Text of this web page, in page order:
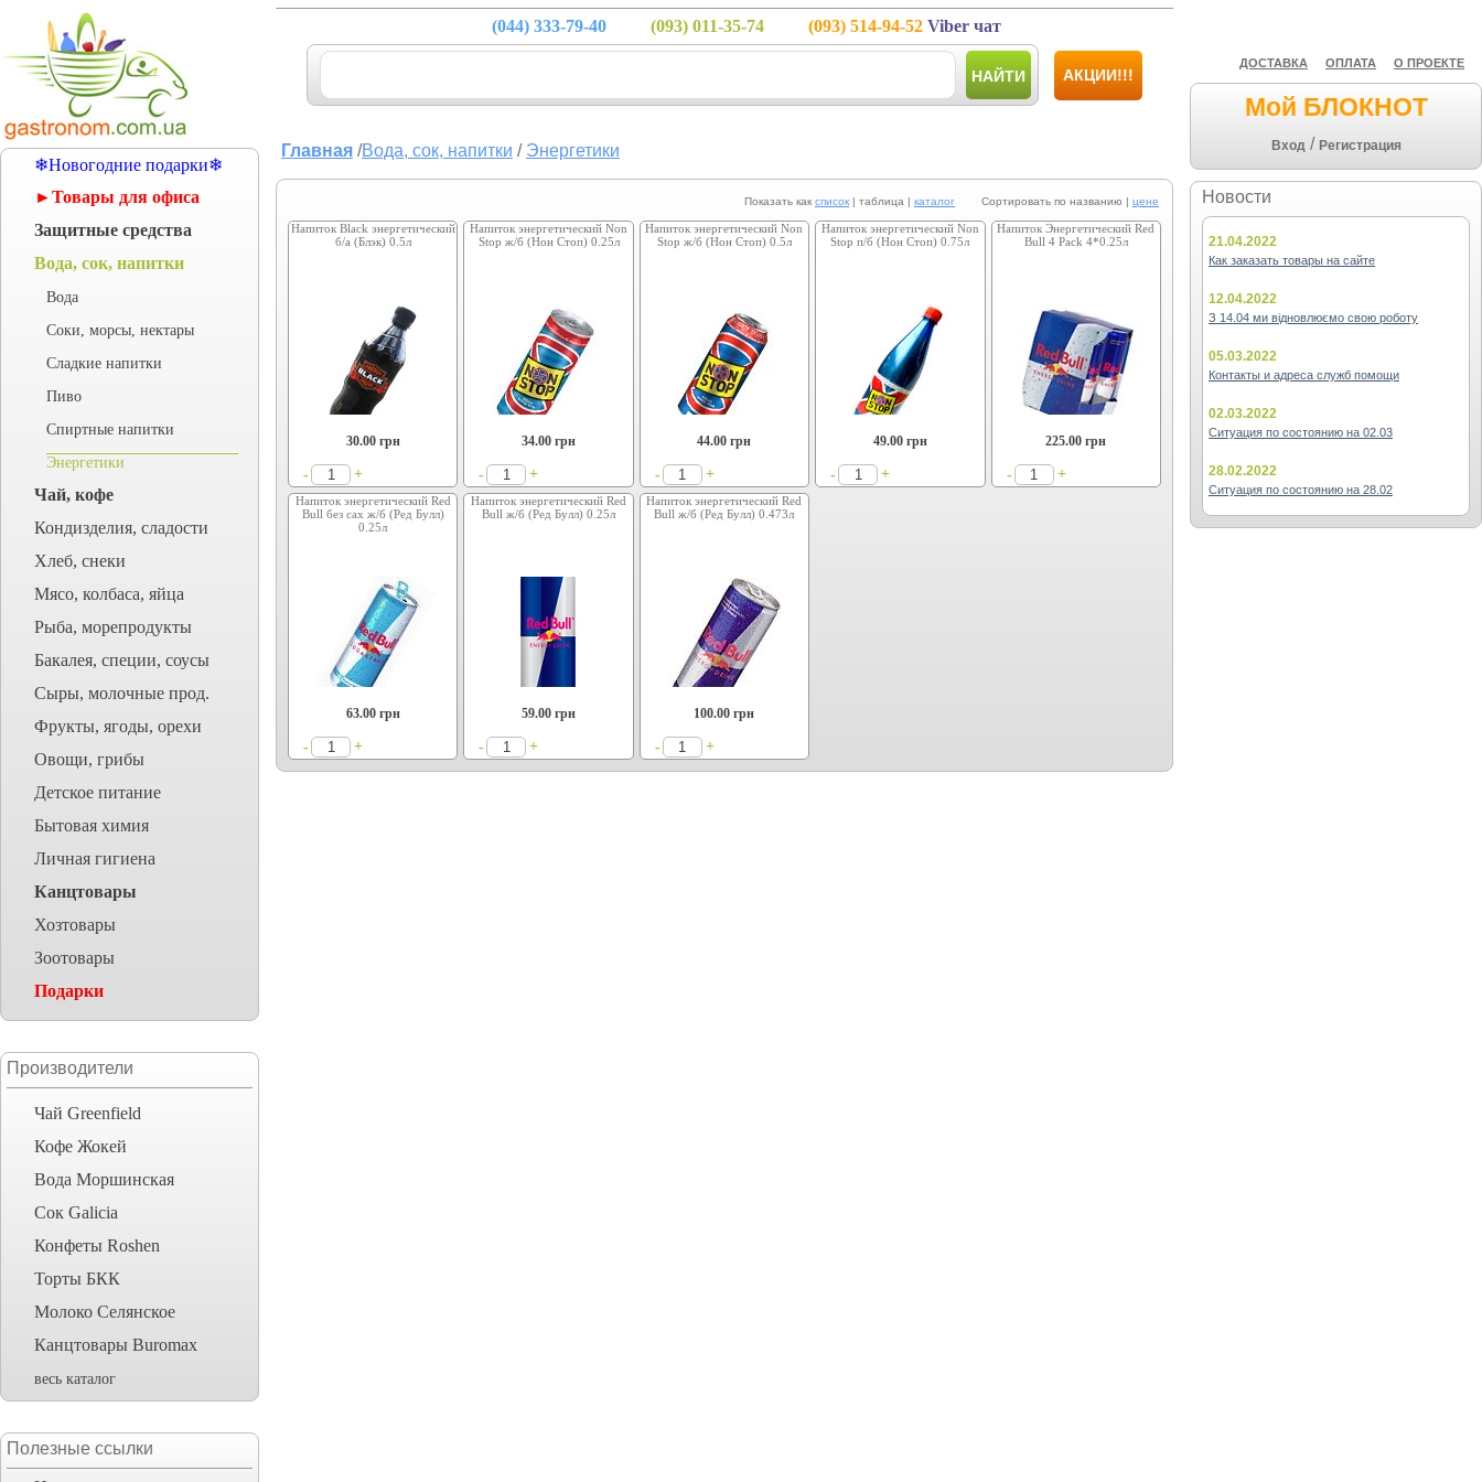
❄Новогодние подарки❄
►Товары для офиса
Защитные средства
Вода, сок, напитки
Вода
Соки, морсы, нектары
Сладкие напитки
Пиво
Спиртные напитки
Энергетики
Чай, кофе
Кондизделия, сладости
Хлеб, снеки
Мясо, колбаса, яйца
Рыба, морепродукты
Бакалея, специи, соусы
Сыры, молочные прод.
Фрукты, ягоды, орехи
Овощи, грибы
Детское питание
Бытовая химия
Личная гигиена
Канцтовары
Хозтовары
Зоотовары
Подарки
Производители
Чай Greenfield
Кофе Жокей
Вода Моршинская
Сок Galicia
Конфеты Roshen
Торты БКК
Молоко Селянское
Канцтовары Buromax
весь каталог
Полезные ссылки
ДОСТАВКА ОПЛАТА О ПРОЕКТЕ
Мой БЛОКНОТ
Вход / Регистрация
Новости
21.04.2022
Как заказать товары на сайте
12.04.2022
З 14.04 ми відновлюємо свою роботу
05.03.2022
Контакты и адреса служб помощи
02.03.2022
Ситуация по состоянию на 02.03
28.02.2022
Ситуация по состоянию на 28.02
(044) 333-79-40 (093) 011-35-74 (093) 514-94-52 Viber чат
НАЙТИ АКЦИИ!!!
Главная /Вода, сок, напитки / Энергетики
Показать как список | таблица | каталог Сортировать по названию | цене
Напиток Black энергетический
б/а (Блэк) 0.5л
30.00грн
- +
Напиток энергетический Non
Stop ж/б (Нон Стоп) 0.25л
34.00 грн
- +
Напиток энергетический Non
Stop ж/б (Нон Стоп) 0.5л
44.00 грн
- +
Напиток энергетический Non
Stop п/б (Нон Стоп) 0.75л
49.00грн
- +
Напиток Энергетический Red
Bull 4 Pack 4*0.25л
225.00 грн
- +
Напиток энергетический Red
Bull без сах ж/б (Ред Булл)
0.25л
63.00грн
- +
Напиток энергетический Red
Bull ж/б (Ред Булл) 0.25л
59.00 грн
- +
Напиток энергетический Red
Bull ж/б (Ред Булл) 0.473л
100.00 грн
- +